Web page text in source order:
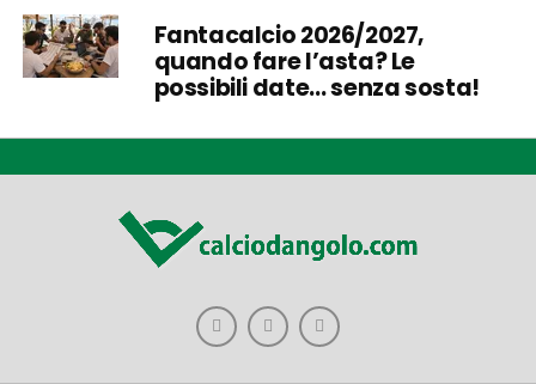
Fantacalcio 2026/2027,
quando fare l’asta? Le
possibili date… senza sosta!